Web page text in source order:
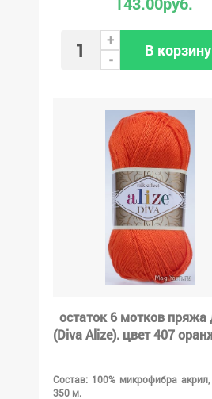
+
-
В
остаток 6 мотков пряжа
(Diva Alize). цвет 407
Состав: 100% микрофибра акрил,
350 м.